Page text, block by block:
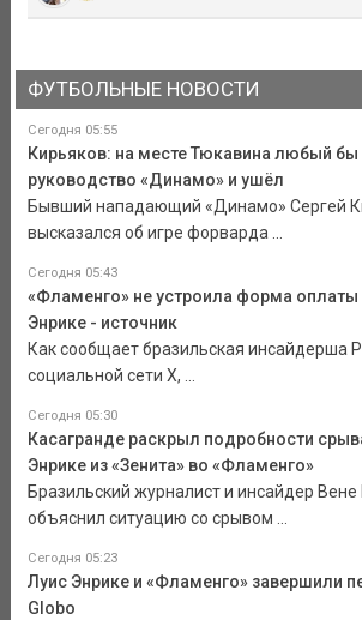
ФУТБОЛЬНЫЕ НОВОСТИ
Сегодня 05:55
Кирьяков: на месте Тюкавина любый
руководство «Динамо» и ушёл
Бывший нападающий «Динамо» Сергей
высказался об игре форварда ...
Сегодня 05:43
«Фламенго» не устроила форма оплаты
Энрике - источник
Как сообщает бразильская инсайдерша
социальной сети Х, ...
Сегодня 05:30
Касагранде раскрыл подробности
Энрике из «Зенита» во «Фламенго»
Бразильский журналист и инсайдер Вене
объяснил ситуацию со срывом ...
Сегодня 05:23
Луис Энрике и «Фламенго» завершили
Globo